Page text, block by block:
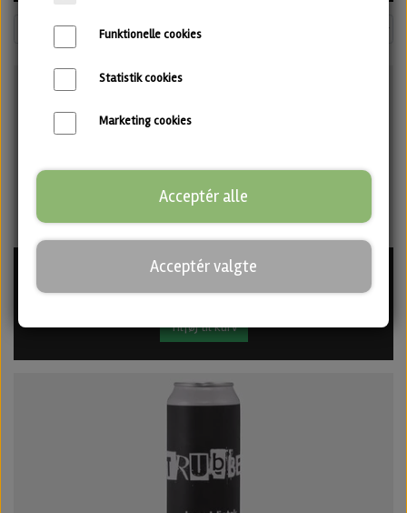
Such Great Heights · Fruited Sour fra Beerbliotek
45,00 kr.
Tilføj til kurv
Funktionelle cookies
Statistik cookies
Marketing cookies
Acceptér alle
Acceptér valgte